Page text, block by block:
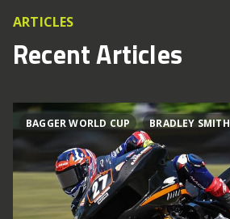
ARTICLES
Recent Articles
BAGGER WORLD CUP BRADLEY SMITH